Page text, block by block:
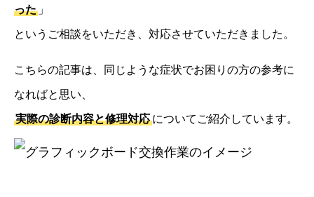
った 」
というご相談をいただき、対応させていただきました。
こちらの記事は、同じような症状でお困りの方の参考に
なればと思い、
実際の診断内容と修理対応についてご紹介しています。